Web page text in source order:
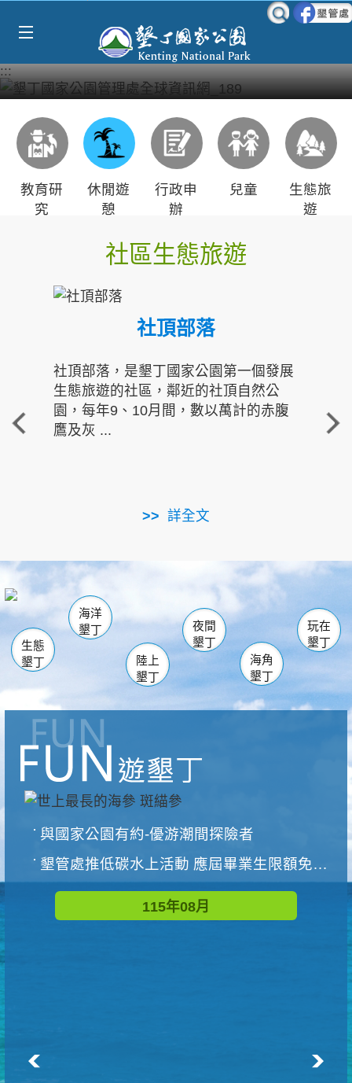
:::
教育研
究
休閒遊
憩
行政申
辦
兒童
生態旅
遊
社區生態旅遊
社頂部落
社頂部落，是墾丁國家公園第一個發展
生態旅遊的社區，鄰近的社頂自然公
園，每年9、10月間，數以萬計的赤腹
鷹及灰 ...
詳全文
重
走進
南仁湖
海生館
恆春 佳樂水
龍鑾潭自然中心 森林遊樂區
瓊麻館
關山 墾管處遊客中心
社頂公園 風吹沙
船帆石
白砂 龍磐公園
香蕉灣
砂島
鵝鑾鼻
生態
墾丁
海洋
墾丁
陸上
墾丁
夜間
墾丁
海角
墾丁
玩在
墾丁
與國家公園有約-優游潮間探險者
墾管處推低碳水上活動 應屆畢業生限額免費參加
115年08月